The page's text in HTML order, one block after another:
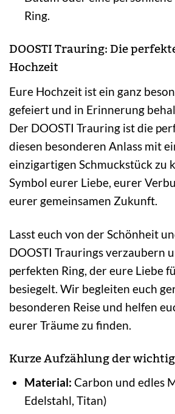
Ring.
DOOSTI Trauring: Die
Hochzeit
Eure Hochzeit ist ein ganz
gefeiert und in Erinnerung
Der DOOSTI Trauring ist die
diesen besonderen Anlass mit
einzigartigen Schmuckstück zu
Symbol eurer Liebe, eurer
eurer gemeinsamen Zukunft.
Lasst euch von der Schönheit
DOOSTI Traurings verzaubern
perfekten Ring, der eure Liebe
besiegelt. Wir begleiten euch
besonderen Reise und helfen
eurer Träume zu finden.
Kurze Aufzählung der
Material: Carbon und edles
Edelstahl, Titan)